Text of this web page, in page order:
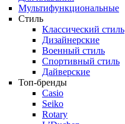
Мультифункциональные
Стиль
Классический стиль
Дизайнерские
Военный стиль
Спортивный стиль
Дайверские
Топ-бренды
Casio
Seiko
Rotary